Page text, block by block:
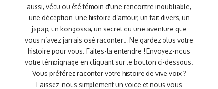
aussi, vécu ou été témoin d'une rencontre inoubliable,
une déception, une histoire d’amour, un fait divers, un
japap, un kongossa, un secret ou une aventure que
vous n’avez jamais osé raconter… Ne gardez plus votre
histoire pour vous. Faites-la entendre ! Envoyez-nous
votre témoignage en cliquant sur le bouton ci-dessous.
Vous préférez raconter votre histoire de vive voix ?
Laissez-nous simplement un voice et nous vous